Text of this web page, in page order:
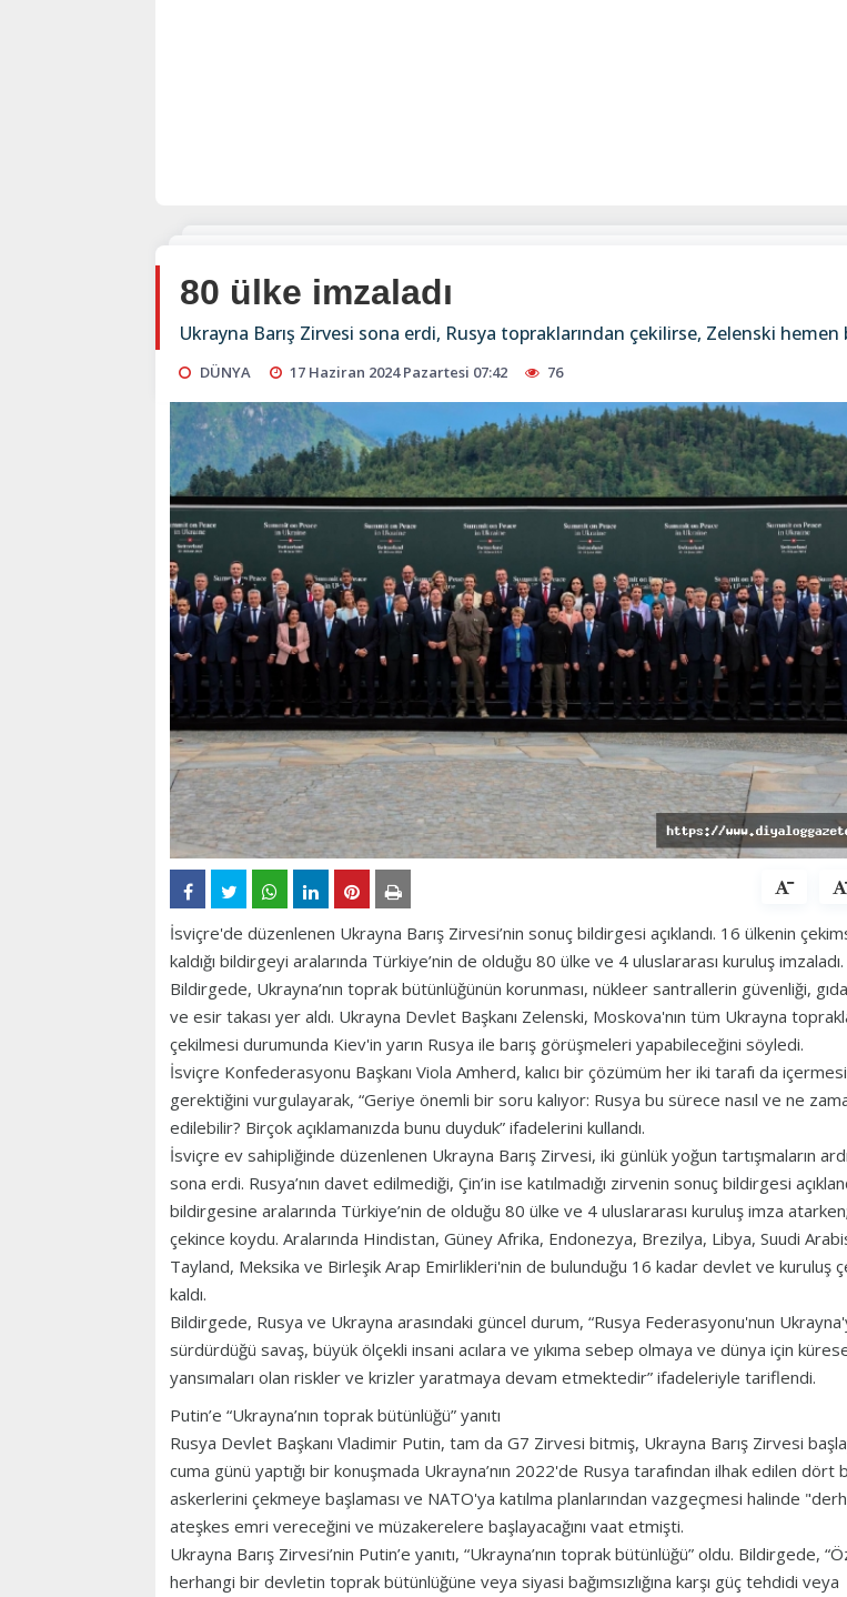
80 ülke imzaladı
Ukrayna Barış Zirvesi sona erdi, Rusya topraklarından çekilirse, Zelenski hemen
DÜNYA 17 Haziran 2024 Pazartesi 07:42 76
İsviçre'de düzenlenen Ukrayna Barış Zirvesi’nin sonuç bildirgesi açıklandı. 16 ülkenin
kaldığı bildirgeyi aralarında Türkiye’nin de olduğu 80 ülke ve 4 uluslararası kuruluş imzaladı.
Bildirgede, Ukrayna’nın toprak bütünlüğünün korunması, nükleer santrallerin güvenliği,
ve esir takası yer aldı. Ukrayna Devlet Başkanı Zelenski, Moskova'nın tüm Ukrayna
çekilmesi durumunda Kiev'in yarın Rusya ile barış görüşmeleri yapabileceğini söyledi.
İsviçre Konfederasyonu Başkanı Viola Amherd, kalıcı bir çözümüm her iki tarafı da içermesi
gerektiğini vurgulayarak, “Geriye önemli bir soru kalıyor: Rusya bu sürece nasıl ve ne
edilebilir? Birçok açıklamanızda bunu duyduk” ifadelerini kullandı.
İsviçre ev sahipliğinde düzenlenen Ukrayna Barış Zirvesi, iki günlük yoğun tartışmaların
sona erdi. Rusya’nın davet edilmediği, Çin’in ise katılmadığı zirvenin sonuç bildirgesi
bildirgesine aralarında Türkiye’nin de olduğu 80 ülke ve 4 uluslararası kuruluş imza
çekince koydu. Aralarında Hindistan, Güney Afrika, Endonezya, Brezilya, Libya, Suudi
Tayland, Meksika ve Birleşik Arap Emirlikleri'nin de bulunduğu 16 kadar devlet ve kuruluş
kaldı.
Bildirgede, Rusya ve Ukrayna arasındaki güncel durum, “Rusya Federasyonu'nun
sürdürdüğü savaş, büyük ölçekli insani acılara ve yıkıma sebep olmaya ve dünya için
yansımaları olan riskler ve krizler yaratmaya devam etmektedir” ifadeleriyle tariflendi.
Putin’e “Ukrayna’nın toprak bütünlüğü” yanıtı
Rusya Devlet Başkanı Vladimir Putin, tam da G7 Zirvesi bitmiş, Ukrayna Barış Zirvesi
cuma günü yaptığı bir konuşmada Ukrayna’nın 2022'de Rusya tarafından ilhak edilen dört
askerlerini çekmeye başlaması ve NATO'ya katılma planlarından vazgeçmesi halinde
ateşkes emri vereceğini ve müzakerelere başlayacağını vaat etmişti.
Ukrayna Barış Zirvesi’nin Putin’e yanıtı, “Ukrayna’nın toprak bütünlüğü” oldu. Bildirgede,
herhangi bir devletin toprak bütünlüğüne veya siyasi bağımsızlığına karşı güç tehdidi veya